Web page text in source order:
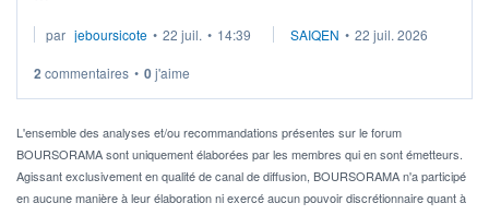
via un ETF plutôt que des actions individuelles.
Idéalement, je voudrais qu'il soit éligible au PEA.
Pour l' ...
par jeboursicote • 22 juil. • 14:39 SAIQEN • 22 juil. 2026
2 commentaires • 0j'aime
L'ensemble des analyses et/ou recommandations présentes sur le forum
BOURSORAMA sont uniquement élaborées par les membres qui en sont émetteurs.
Agissant exclusivement en qualité de canal de diffusion, BOURSORAMA n'a participé
en aucune manière à leur élaboration ni exercé aucun pouvoir discrétionnaire quant à